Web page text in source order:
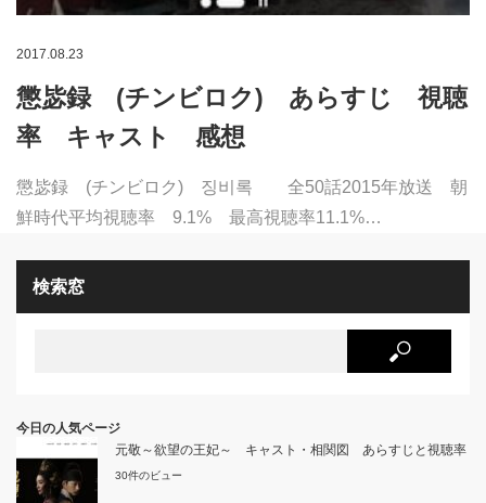
2017.08.23
懲毖録 (チンビロク) あらすじ 視聴
率 キャスト 感想
懲毖録 (チンビロク) 징비록 全50話2015年放送 朝
鮮時代平均視聴率 9.1% 最高視聴率11.1%…
検索窓
今日の人気ページ
元敬～欲望の王妃～ キャスト・相関図 あらすじと視聴率
30件のビュー